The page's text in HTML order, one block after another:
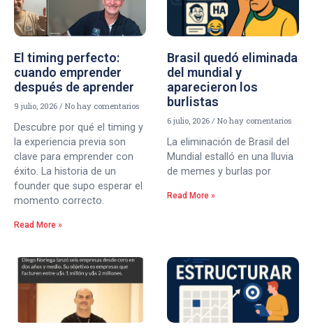
El timing perfecto:
cuando emprender
después de aprender
9 julio, 2026 No hay comentarios
Descubre por qué el timing y
la experiencia previa son
clave para emprender con
éxito. La historia de un
founder que supo esperar el
momento correcto.
Read More »
Brasil quedó eliminada
del mundial y
aparecieron los
burlistas
6 julio, 2026 No hay comentarios
La eliminación de Brasil del
Mundial estalló en una lluvia
de memes y burlas por
Read More »